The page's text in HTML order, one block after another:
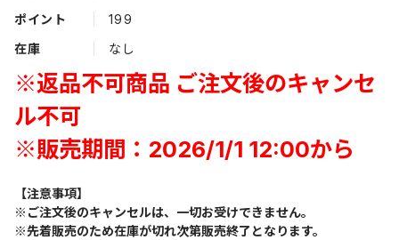
ポイント
199
在庫
なし
※返品不可商品 ご注文後のキャンセ
ル不可
※販売期間：2026/1/1 12:00から
【注意事項】
※ご注文後のキャンセルは、一切お受けできません。
※先着販売のため在庫が切れ次第販売終了となります。